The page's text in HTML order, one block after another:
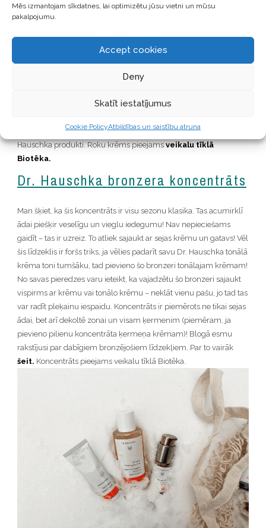
Mēs izmantojam sīkdatnes, lai optimizētu jūsu vietni un mūsu
pakalpojumu.
Accept cookies
Deny
Skatīt iestatījumus
Cookie PolicyAtbildības un saistību atruna
Dr. Hauschka roku krēms
Ļoti labs un kvalitatīvs roku krēms! Šis roku krēms patiešām
iesūcas roku ādā nevis pārklāj tās ar plēvīti, kura tā arī nekad
nemitrina roku ādu un aizpeld izlietnē, kad rokas tiek mazgātas.
Bet ar šo roku krēmu ir patiešām savādāk – tas iesūcas ādā un
vairāki augu ekstrakti, kas veido unikālu formulu – vieglu, bet tajā
roku krēms smaržo skaisti, eleganti un neuzbāzīgi – kā visi Dr.
Hauschka produkti. Roku krēms pieejamsveikalu tīklā
Biotēka.
Dr. Hauschka bronzera koncentrāts
Man šķiet, ka šis koncentrāts ir visu sezonu klasika. Tas acumirklī
ādai piešķir veselīgu un vieglu iedegumu! Nav nepieciešams
gaidīt – tas ir uzreiz. To atliek sajaukt ar sejas krēmu un gatavs! Vēl
šis līdzeklis ir foršs triks, ja vēlies padarīt savu Dr. Hauschka tonālā
krēma toni tumšāku, tad pievieno šo bronzeri tonālajam krēmam!
No savas pieredzes varu ieteikt, ka vajadzētu šo bronzeri sajaukt
vispirms ar krēmu vai tonālo krēmu – neklāt vienu pašu, jo tad tas
var radīt pleķainu iespaidu. Koncentrāts ir piemērots ne tikai sejas
ādai, bet arī dekoltē zonai un visam ķermenim (piemēram, ja
pievieno pilienu koncentrāta ķermeņa krēmam)! Blogā esmu
rakstījusi par dabīgiem bronzējošiem līdzekļiem. Par to vairāk
šeit. Koncentrāts pieejams veikalu tīklā Biotēka.